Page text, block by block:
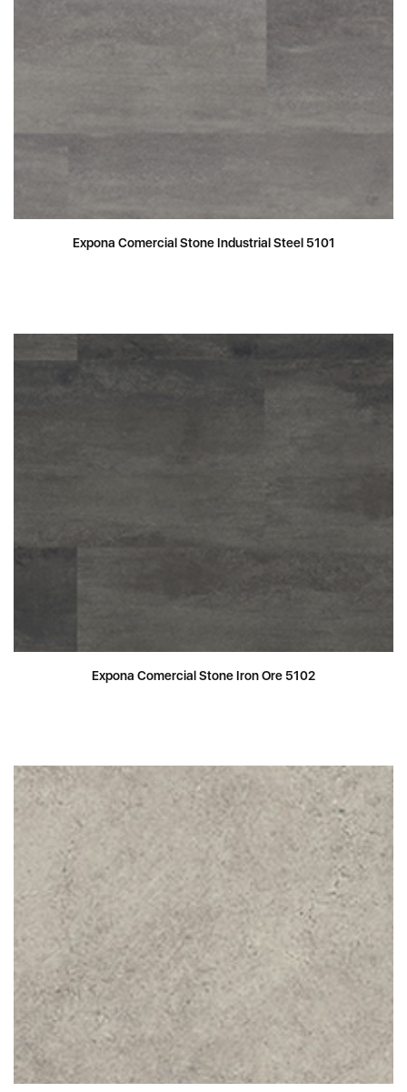
Expona Comercial Stone Industrial Steel 5101
Expona Comercial Stone Iron Ore 5102